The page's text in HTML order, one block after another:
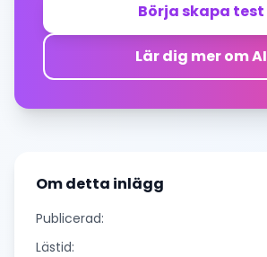
Börja skapa test
Lär dig mer om AI
Om detta inlägg
Publicerad:
Lästid: